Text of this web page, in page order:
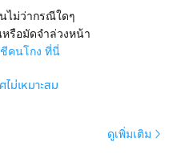
ค์เพื่อการสร้างเครือข่าย
ำนวยความสะดวกเพื่อ
ห้าดาว เช่น โรงแรมสยาม
ำให้พื้นที่นี้เป็นตัวเลือกที่ดี
ร่วมชุมชนของมืออาชีพ
ไม่ว่ากรณีใดๆ
หรือมัดจำล่วงหน้า
คนโกง ที่นี่
ไม่เหมาะสม
ดูเพิ่มเติม